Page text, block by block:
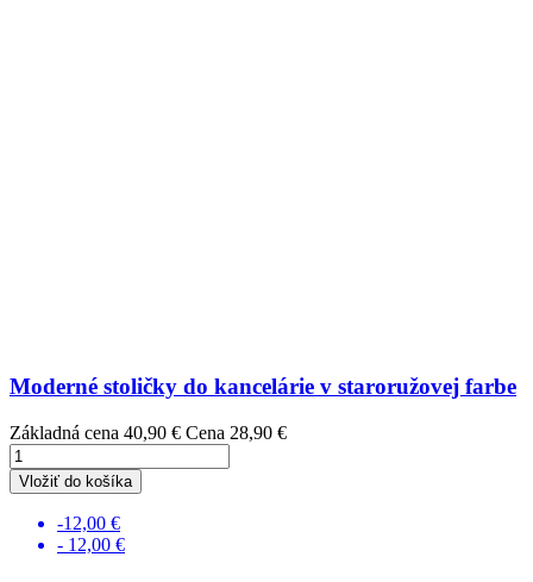
Moderné stoličky do kancelárie v staroružovej farbe
Základná cena 40,90 € Cena 28,90 €
Vložiť do košíka
-12,00 €
- 12,00 €